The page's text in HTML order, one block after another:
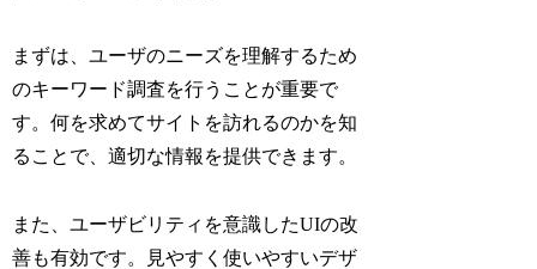
まずは、ユーザのニーズを理解するため
のキーワード調査を行うことが重要で
す。何を求めてサイトを訪れるのかを知
ることで、適切な情報を提供できます。
また、ユーザビリティを意識したUIの改
善も有効です。見やすく使いやすいデザ